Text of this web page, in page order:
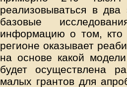
реализовываться в
базовые
информацию о том, кто
регионе оказывает
на основе какой
будет осуществлена
малых грантов для